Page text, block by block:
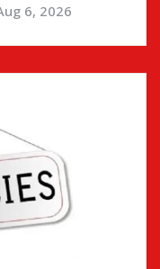
6, 2026